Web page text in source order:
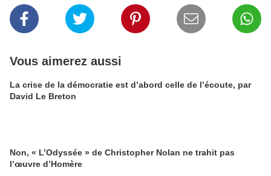
Vous aimerez aussi
La crise de la démocratie est d’abord celle de l’écoute, par
David Le Breton
Non, « L’Odyssée » de Christopher Nolan ne trahit pas
l’œuvre d’Homère